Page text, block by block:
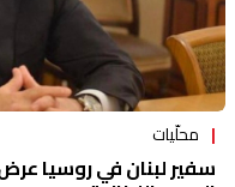
محلّيات
سفير لبنان في روسيا